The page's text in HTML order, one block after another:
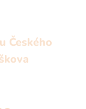
Českého